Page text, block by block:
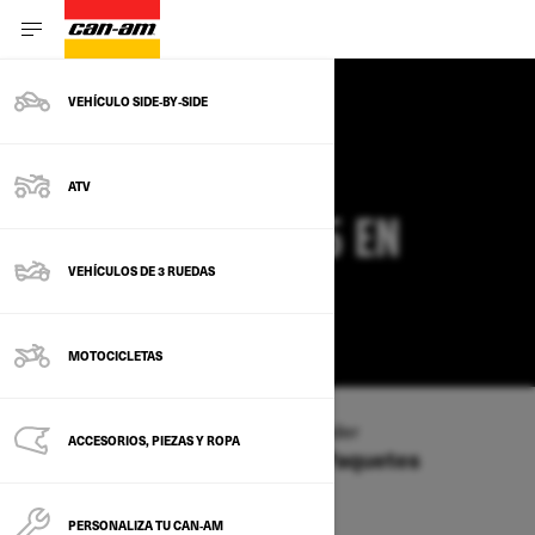
VEHÍCULO SIDE‑BY‑SIDE
ATV
VEHÍCULOS DE 3 RUEDAS
MOTOCICLETAS
ACCESORIOS, PIEZAS Y ROPA
PERSONALIZA TU CAN‑AM
OFERTAS CAN-AM
COMMANDER 2025 EN
OREGÓN
Tipo de vehículo / SXS / Commander
Ofertas disponibles en estos Paquetes